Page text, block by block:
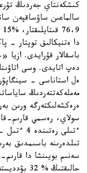
كىشكەنتاي جەردىڭ
سالماعىن ساۋساقپەن
دا ەتنيكالىق توپتار -
باسقالار قۇرايدى. ازيا
دەپ اتايدى. وسى
ەل استاناسى -
مەملەكەتتەردىڭ
ەرەكشەلىكتەرگە ورىن
سولاي، رەسمي قارىم-
ءتىلى
تىلدەرىنە باسىمدىق
سەنىم بويىنشا دا